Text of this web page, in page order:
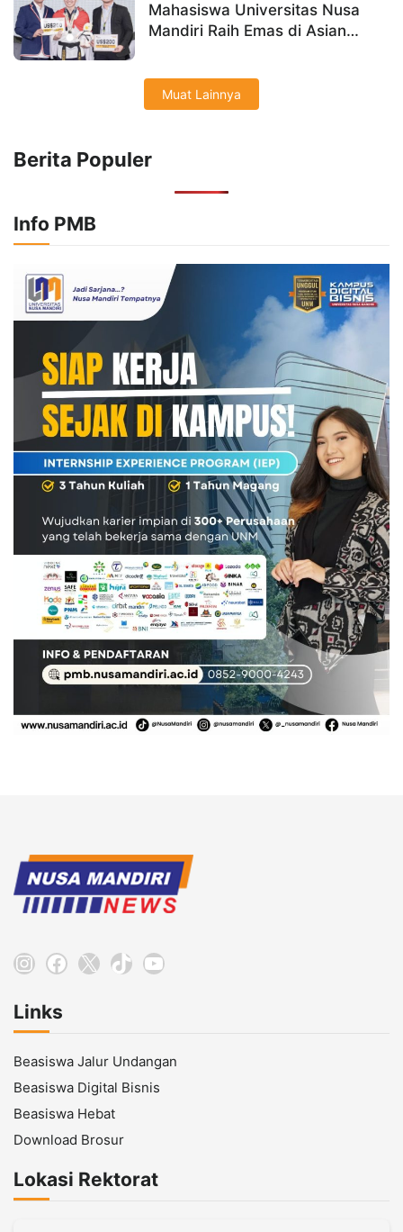
Mahasiswa Universitas Nusa
Mandiri Raih Emas di Asian
Muat Lainnya
Berita Populer
Info PMB
Instagram
Facebook
X TikTokYouTube
Links
Beasiswa Jalur Undangan
Beasiswa Digital Bisnis
Beasiswa Hebat
Download Brosur
Lokasi Rektorat